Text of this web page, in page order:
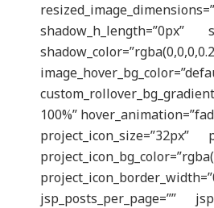
shadow_h_length=”0px”
100%”
project_icon_size=”32px”
jsp_posts_per_page=””